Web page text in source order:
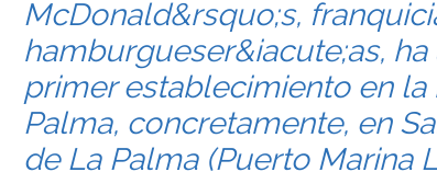
McDonald&rsquo;s,
hamburgueser&iacute;as,
primer establecimiento en la
Palma, concretamente, en
de La Palma (Puerto Marina